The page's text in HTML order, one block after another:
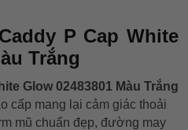
P Cap White
Trắng
Glow 02483801 Màu Trắng
cấp mang lại cảm giác thoải
mũ chuẩn đẹp, đường may